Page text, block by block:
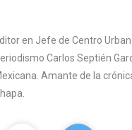
en Jefe de Centro
Carlos Septién
Amante de la